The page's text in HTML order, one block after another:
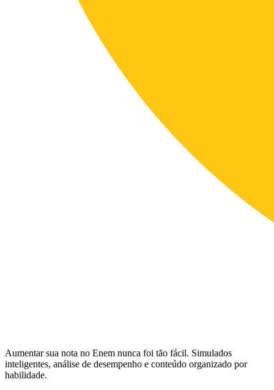
Aumentar sua nota no Enem nunca foi tão fácil. Simulados
inteligentes, análise de desempenho e conteúdo organizado por
habilidade.